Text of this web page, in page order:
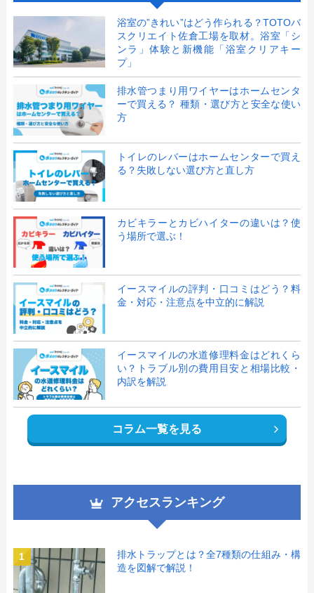
浴室の”きれい”はどう作られる？TOTOバ
スクリエイト佐倉工場を取材。浴室「シ
ンラ」体験と新機能「浴室クリアキー
プ」
排水管つまり用ワイヤーはホームセンタ
ーで買える？ 種類・選び方と安全な使い
方
トイレのレバーはホームセンターで買え
る？失敗しない選び方と直し方
カビキラーとカビハイターの違いは？使
う場所で選ぶ！
イースマイルの評判・口コミはどう？料
金・対応・注意点を中立的に解説
イースマイルの水道修理料金はどれくら
い？トラブル別の費用目安と相場比較・
内訳を解説
コラム一覧を見る
アクセスランキング
1
排水トラップとは？全7種類の仕組み・構
造を図解で解説！